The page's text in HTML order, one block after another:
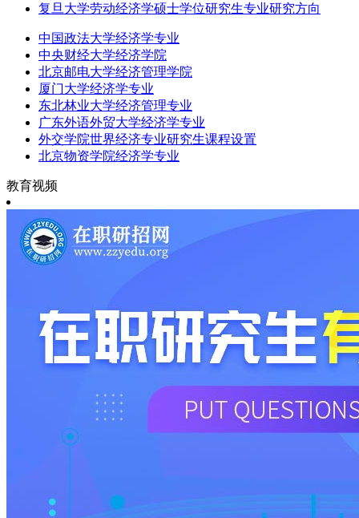
复旦大学劳动经济学硕士学位研究生专业研究方向
中国政法大学经济学专业
中央财经大学经济学院
北京邮电大学经济管理学院
厦门大学经济学专业
东北林业大学经济管理专业
广东外语外贸大学经济学专业
外交学院世界经济专业研究生课程设置
北京物资学院经济学专业
教育视频